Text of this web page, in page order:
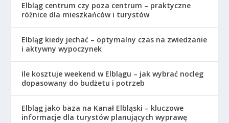
Elbląg centrum czy poza centrum – praktyczne
różnice dla mieszkańców i turystów
Elbląg kiedy jechać – optymalny czas na zwiedzanie
i aktywny wypoczynek
Ile kosztuje weekend w Elblągu – jak wybrać nocleg
dopasowany do budżetu i potrzeb
Elbląg jako baza na Kanał Elbląski – kluczowe
informacje dla turystów planujących wyprawę